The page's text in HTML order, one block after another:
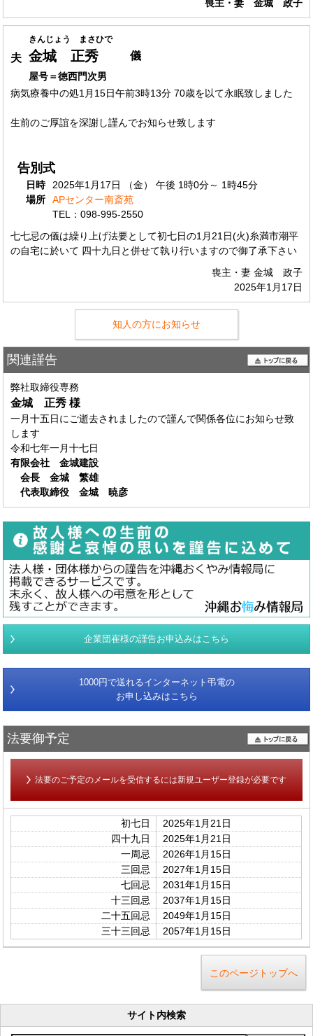
喪主・妻 金城 政子
きんじょう まさひで
夫 金城 正秀 儀
屋号＝徳西門次男
病気療養中の処1月15日午前3時13分 70歳を以て永眠致しました
生前のご厚誼を深謝し謹んでお知らせ致します
告別式
日時
2025年1月17日 （金） 午後 1時0分～ 1時45分
場所
APセンター南斎苑
TEL：098-995-2550
七七忌の儀は繰り上げ法要として初七日の1月21日(火)糸満市潮平
の自宅に於いて 四十九日と併せて執り行いますので御了承下さい
喪主・妻 金城 政子
2025年1月17日
知人の方にお知らせ
関連謹告
弊社取締役専務
金城 正秀様
一月十五日にご逝去されましたので謹んで関係各位にお知らせ致
します
令和七年一月十七日
有限会社 金城建設
会長 金城 繁雄
代表取締役 金城 暁彦
企業団崔様の謹告お申込みはこちら
1000円で送れるインターネット弔電の
お申し込みはこちら
法要御予定
法要のご予定のメールを受信するには新規ユーザー登録が必要です
初七日
2025年1月21日
四十九日
2025年1月21日
一周忌
2026年1月15日
三回忌
2027年1月15日
七回忌
2031年1月15日
十三回忌
2037年1月15日
二十五回忌
2049年1月15日
三十三回忌
2057年1月15日
このページトップへ
サイト内検索